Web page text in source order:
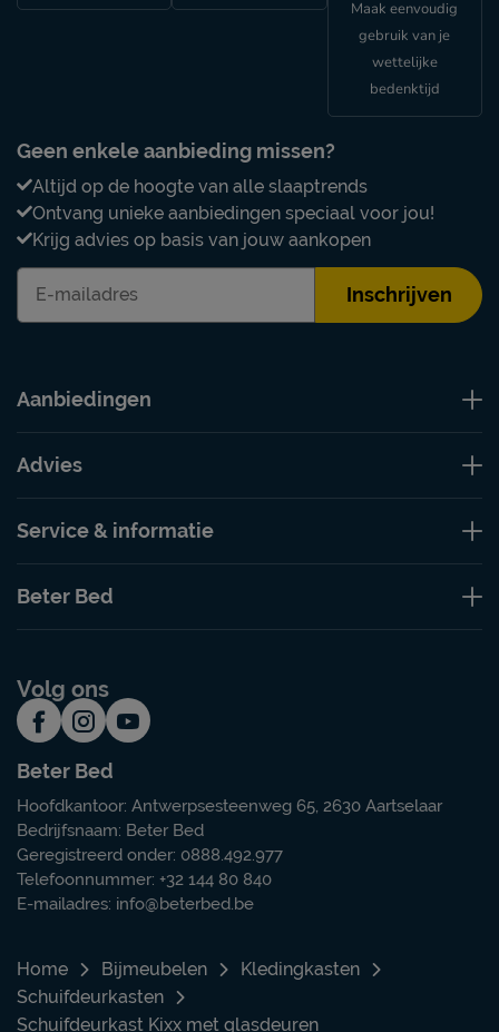
Maak eenvoudig
gebruik van je
wettelijke
bedenktijd
Geen enkele aanbieding missen?
Altijd op de hoogte van alle slaaptrends
Ontvang unieke aanbiedingen speciaal voor jou!
Krijg advies op basis van jouw aankopen
Inschrijven
Aanbiedingen
Advies
Service & informatie
Beter Bed
Volg ons
Beter Bed
Hoofdkantoor: Antwerpsesteenweg 65, 2630 Aartselaar
Bedrijfsnaam: Beter Bed
Geregistreerd onder: 0888.492.977
Telefoonnummer: +32 144 80 840
E-mailadres: info@beterbed.be
Home Bijmeubelen
Kledingkasten
Schuifdeurkasten
Schuifdeurkast Kixx met glasdeuren